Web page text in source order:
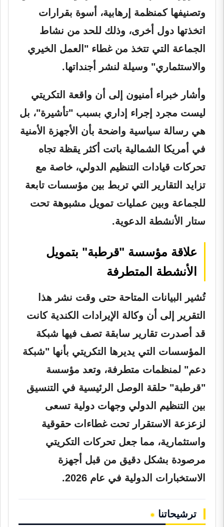
وتصنيفها كمنظمة إرهابية، أسوة بقرارات
اتخذتها دول أخرى، وذلك للحد من نشاط
الجماعة التي تتخذ من غطاء "العمل الخيري
والاستثماري" وسيلة لنشر أجنداتها.
وأشار خبراء أمنيون إلى أن واقعة التكريتي
ليست مجرد إجراء إداري بسبب "تأشيرة"، بل
هي رسالة سياسية واضحة بأن الأجهزة الأمنية
في أمريكا الشمالية باتت أكثر يقظة تجاه
تحركات قيادات التنظيم الدولي، خاصة مع
تزايد التقارير التي تربط بين مؤسسات تابعة
للجماعة وبين عمليات تمويل مشبوهة تحت
ستار الأنشطة الدعوية.
علاقة مؤسسة "قرطبة" بتمويل
الأنشطة المتطرفة
تُشير البيانات المتاحة حتى وقت نشر هذا
التقرير إلى أن وكالة الإيرادات الكندية كانت
قد أصدرت تقارير سابقة تصف فيها شبكة
المؤسسات التي يديرها التكريتي بأنها "شبكة
دعم" لمنظمات متطرفة، وتعد مؤسسة
"قرطبة" حلقة الوصل الرئيسية في التنسيق
بين التنظيم الدولي وجهات دولية تسعى
لزعزعة الاستقرار تحت غطاءات حقوقية
واستثمارية، مما جعل تحركات التكريتي
مرصودة بشكل دقيق من قبل أجهزة
الاستخبارات الدولية في عام 2026.
ترشيحاتنا